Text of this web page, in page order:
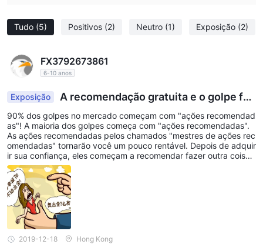
Tudo (5) Positivos (2) Neutro (1) Exposição (2)
FX3792673861
6-10 anos
Exposição
A recomendação gratuita e o golpe fut
uro de negociação?
90% dos golpes no mercado começam com "ações recomendad
as"! A maioria dos golpes começa com "ações recomendadas".
As ações recomendadas pelos chamados "mestres de ações rec
omendadas" tornarão você um pouco rentável. Depois de adquir
ir sua confiança, eles começam a recomendar fazer outra coisa,
abrir uma conta em outra plataforma. Em seguida, eles farão co
m que você perca todo o fundo deliberadamente, continuando s
e esquivando e pedindo que você adicione fundos. Caso contrár
io, você será removido do grupo. Se você continuar a depositar,
ele só permitirá que você perca mais. Identifique estas rotinas d
a plataforma e evite ser enganado: 1.Envolvendo-se, a empresa
de fachada induz os clientes a negociar. O software de negocia
ção também é manipulado pela empresa. 2 Enquanto os clientes
obtiverem lucros, a plataforma congelará suas contas e, portant
2019-12-18 Hong Kong